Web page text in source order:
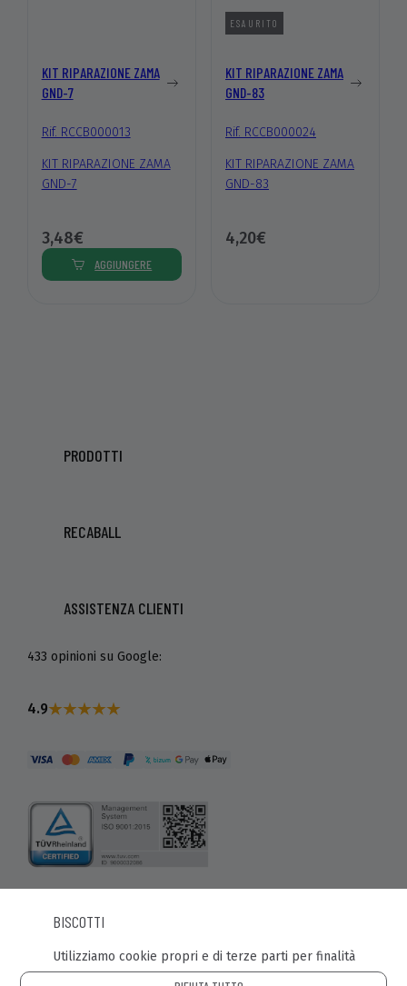
KIT RIPARAZIONE ZAMA
GND-7
Rif. RCCB000013
KIT RIPARAZIONE ZAMA
GND-7
3,48€
AGGIUNGERE
ESAURITO
KIT RIPARAZIONE ZAMA
GND-83
Rif. RCCB000024
KIT RIPARAZIONE ZAMA
GND-83
4,20€
PRODOTTI
RECABALL
ASSISTENZA CLIENTI
433 opinioni su Google:
4.9
© Recaball 2022.
Calle Fragua, 20. Pol. Ind Los Rosales. 28932 - Móstoles
(Madrid)
BISCOTTI
Utilizziamo cookie propri e di terze parti per finalità